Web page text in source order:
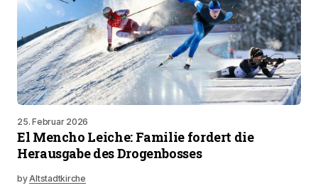
25. Februar 2026
El Mencho Leiche: Familie fordert die
Herausgabe des Drogenbosses
byAltstadtkirche